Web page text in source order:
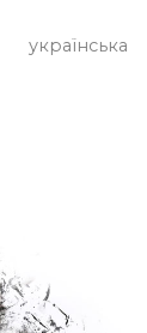
українська